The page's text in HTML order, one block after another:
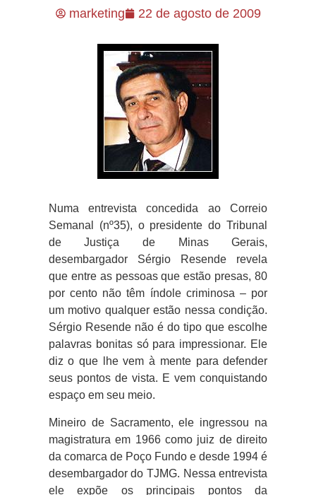
marketing 22 de agosto de 2009
Numa entrevista concedida ao Correio
Semanal (nº35), o presidente do Tribunal
de Justiça de Minas Gerais,
desembargador Sérgio Resende revela
que entre as pessoas que estão presas, 80
por cento não têm índole criminosa – por
um motivo qualquer estão nessa condição.
Sérgio Resende não é do tipo que escolhe
palavras bonitas só para impressionar. Ele
diz o que lhe vem à mente para defender
seus pontos de vista. E vem conquistando
espaço em seu meio.
Mineiro de Sacramento, ele ingressou na
magistratura em 1966 como juiz de direito
da comarca de Poço Fundo e desde 1994 é
desembargador do TJMG. Nessa entrevista
ele expõe os principais pontos da